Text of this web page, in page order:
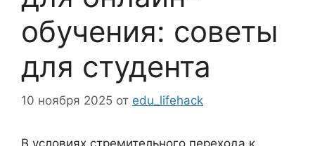
обучения: советы
для студента
10 ноября 2025 от edu_lifehack